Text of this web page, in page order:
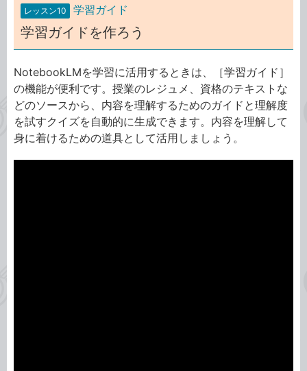
レッスン10 学習ガイド
学習ガイドを作ろう
NotebookLMを学習に活用するときは、［学習ガイド］
の機能が便利です。授業のレジュメ、資格のテキストな
どのソースから、内容を理解するためのガイドと理解度
を試すクイズを自動的に生成できます。内容を理解して
身に着けるための道具として活用しましょう。